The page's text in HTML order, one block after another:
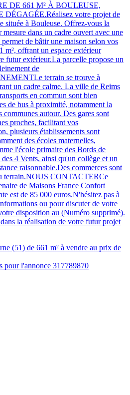
DE 661 M² À BOULEUSE,
votre projet de
située à Bouleuse. Offrez-vous la
dans un cadre ouvert avec une
de bâtir une maison selon vos
m², offrant un espace extérieur
futur extérieur.La parcelle propose un
de
terrain se trouve à
un cadre calme. La ville de Reims
en commun sont bien
de bus à proximité, notamment la
autour. Des gares sont
proches, facilitant vos
plusieurs établissements sont
des écoles maternelles,
l'école primaire des Bords de
4 Vents, ainsi qu'un collège et un
raisonnable.Des commerces sont
terrain.NOUS CONTACTERCe
de Maisons France Confort
est de 85 000 euros.N'hésitez pas à
ou pour discuter de votre
disposition au (Numéro supprimé).
la réalisation de votre futur projet